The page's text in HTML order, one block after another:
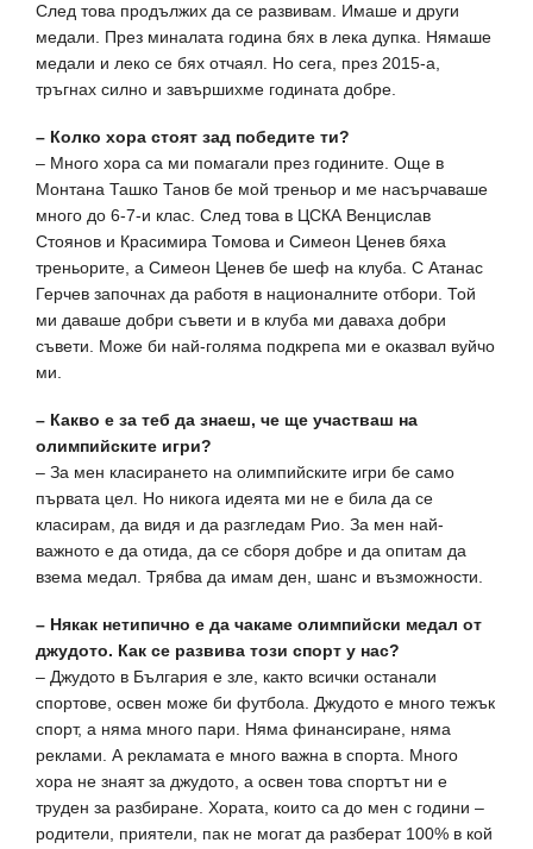
След това продължих да се развивам. Имаше и други
медали. През миналата година бях в лека дупка. Нямаше
медали и леко се бях отчаял. Но сега, през 2015-а,
тръгнах силно и завършихме годината добре.
– Колко хора стоят зад победите ти?
– Много хора са ми помагали през годините. Още в
Монтана Ташко Танов бе мой треньор и ме насърчаваше
много до 6-7-и клас. След това в ЦСКА Венцислав
Стоянов и Красимира Томова и Симеон Ценев бяха
треньорите, а Симеон Ценев бе шеф на клуба. С Атанас
Герчев започнах да работя в националните отбори. Той
ми даваше добри съвети и в клуба ми даваха добри
съвети. Може би най-голяма подкрепа ми е оказвал вуйчо
ми.
– Какво е за теб да знаеш, че ще участваш на
олимпийските игри?
– За мен класирането на олимпийските игри бе само
първата цел. Но никога идеята ми не е била да се
класирам, да видя и да разгледам Рио. За мен най-
важното е да отида, да се сборя добре и да опитам да
взема медал. Трябва да имам ден, шанс и възможности.
– Някак нетипично е да чакаме олимпийски медал от
джудото. Как се развива този спорт у нас?
– Джудото в България е зле, както всички останали
спортове, освен може би футбола. Джудото е много тежък
спорт, а няма много пари. Няма финансиране, няма
реклами. А рекламата е много важна в спорта. Много
хора не знаят за джудото, а освен това спортът ни е
труден за разбиране. Хората, които са до мен с години –
родители, приятели, пак не могат да разберат 100% в кой